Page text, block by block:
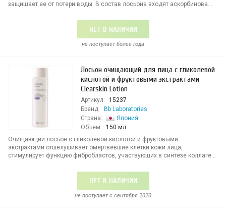
защищает ее от потери воды. В состав лосьона входят аскорбинова...
НЕТ В НАЛИЧИИ
не поступает более года
Лосьон очищающий для лица с гликолевой
кислотой и фруктовыми экстрактами
Clearskin Lotion
Артикул:
15237
Бренд:
Bb Laboratories
Страна:
Япония
Объем:
150 мл
Очищающий лосьон с гликолевой кислотой и фруктовыми
экстрактами отшелушивает омертвевшие клетки кожи лица,
стимулирует функцию фибробластов, участвующих в синтезе коллаге...
НЕТ В НАЛИЧИИ
не поступает c сентября 2020